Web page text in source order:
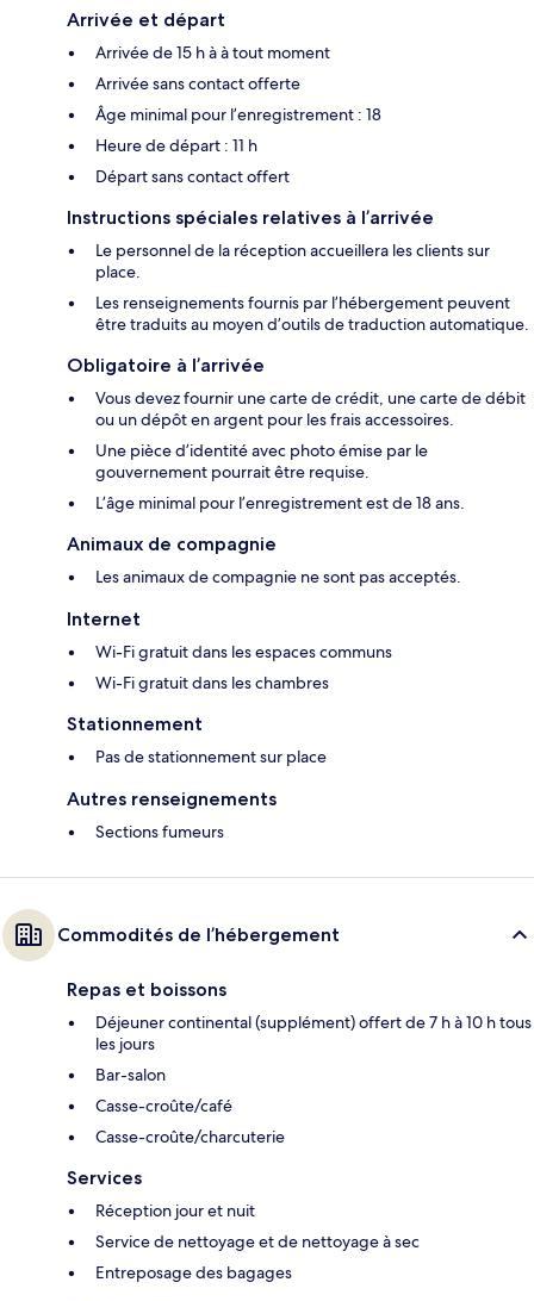
Arrivée et départ
Arrivée de 15 h à à tout moment
Arrivée sans contact offerte
Âge minimal pour l’enregistrement : 18
Heure de départ : 11 h
Départ sans contact offert
Instructions spéciales relatives à l’arrivée
Le personnel de la réception accueillera les clients sur
place.
Les renseignements fournis par l’hébergement peuvent
être traduits au moyen d’outils de traduction automatique.
Obligatoire à l’arrivée
Vous devez fournir une carte de crédit, une carte de débit
ou un dépôt en argent pour les frais accessoires.
Une pièce d’identité avec photo émise par le
gouvernement pourrait être requise.
L’âge minimal pour l’enregistrement est de 18 ans.
Animaux de compagnie
Les animaux de compagnie ne sont pas acceptés.
Internet
Wi-Fi gratuit dans les espaces communs
Wi-Fi gratuit dans les chambres
Stationnement
Pas de stationnement sur place
Autres renseignements
Sections fumeurs
Commodités de l’hébergement
Repas et boissons
Déjeuner continental (supplément) offert de 7 h à 10 h tous
les jours
Bar-salon
Casse-croûte/café
Casse-croûte/charcuterie
Services
Réception jour et nuit
Service de nettoyage et de nettoyage à sec
Entreposage des bagages